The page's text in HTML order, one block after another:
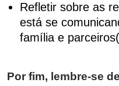
Refletir sobre as
está se
família e
Por fim, lembre-se